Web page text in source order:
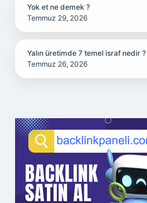
Yok et ne demek ?
Temmuz 29, 2026
Yalın üretimde 7 temel israf nedir ?
Temmuz 26, 2026